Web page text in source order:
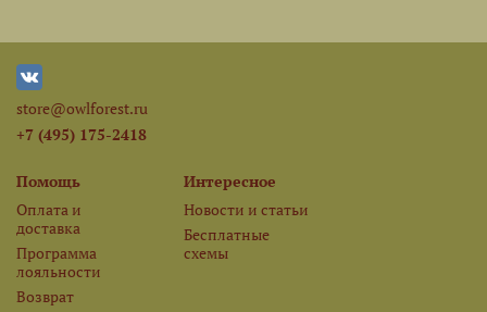
store@owlforest.ru
+7 (495) 175-2418
Помощь
Оплата и
доставка
Программа
лояльности
Возврат
Интересное
Новости и статьи
Бесплатные
схемы